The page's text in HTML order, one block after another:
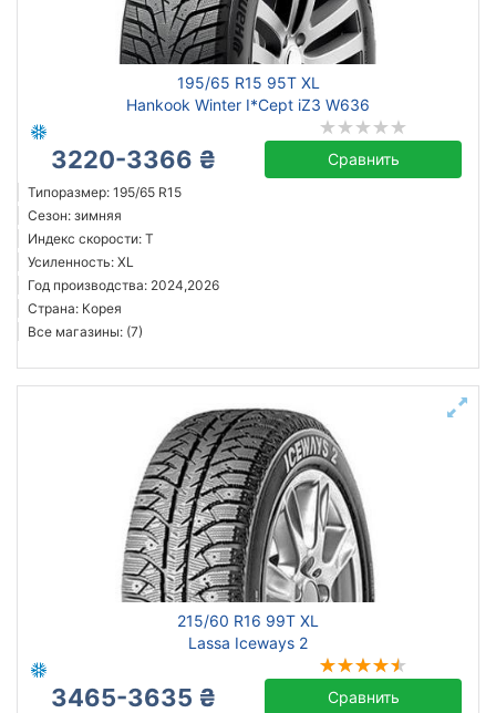
195/65 R15 95T XL
Hankook Winter I*Cept iZ3 W636
3220-3366 ₴ Сравнить
Типоразмер: 195/65 R15
Сезон: зимняя
Индекс скорости: T
Усиленность: XL
Год производства: 2024,2026
Страна: Корея
Все магазины: (7)
215/60 R16 99T XL
Lassa Iceways 2
3465-3635 ₴ Сравнить